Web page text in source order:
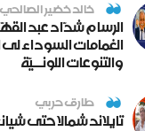
خالد خضير الصالحي
الرسام شدّاد عبد
الغمامات السوداء لى
والتنوعات اللونــيّة
طارق حربي
تايلاند شمالا حتى